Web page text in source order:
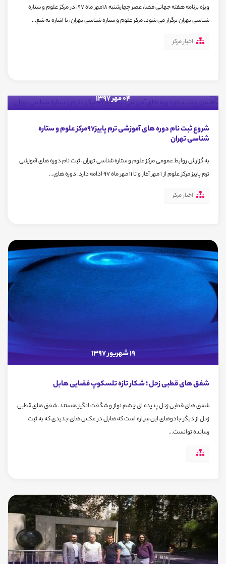
ویژه برنامه هفته جهانی فضا، عصر چهارشنبه 18مهر ماه 97، در مرکز علوم و ستاره
شناسی تهران برگزار می شود. مرکز علوم و ستاره شناسی تهران، با اشاره به شع...
اخبار مرکز
04 مهر 1397
شروع ثبت نام دوره های آموزشی ترم پاییز97مرکز علوم و ستاره
شناسی تهران
به گزارش روابط عمومی مرکز علوم و ستاره شناسی تهران، ثبت نام دوره های آموزشی
ترم پاییز مرکز علوم از 1 مهر آغاز و تا 11 مهر ماه 97 ادامه دارد. دوره های...
اخبار مرکز
19 شهریور 1397
شفق های قطبی زحل ؛ شکار تازه تلسکوپ فضایی هابل
شفق های قطبی زحل پدیده ای چشم نواز و شگفت انگیز هستند. شفق های قطبی
زحل از دیگر جادوهای این سیاره است که هابل در عکس های جدیدی که به ثبت
رسانده توانست...